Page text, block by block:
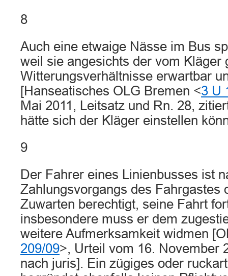
8
Auch eine etwaige Nässe im Bus
weil sie angesichts der vom Kläger
Witterungsverhältnisse erwartbar
[Hanseatisches OLG Bremen <3 U
Mai 2011, Leitsatz und Rn. 28,
hätte sich der Kläger einstellen
9
Der Fahrer eines Linienbusses ist
Zahlungsvorgangs des Fahrgastes
Zuwarten berechtigt, seine Fahrt
insbesondere muss er dem
weitere Aufmerksamkeit widmen
209/09>, Urteil vom 16. November
nach juris]. Ein zügiges oder